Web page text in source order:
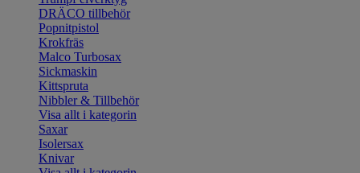
DRÄCO tillbehör
Popnitpistol
Krokfräs
Malco Turbosax
Sickmaskin
Kittspruta
Nibbler & Tillbehör
Visa allt i kategorin
Saxar
Isolersax
Knivar